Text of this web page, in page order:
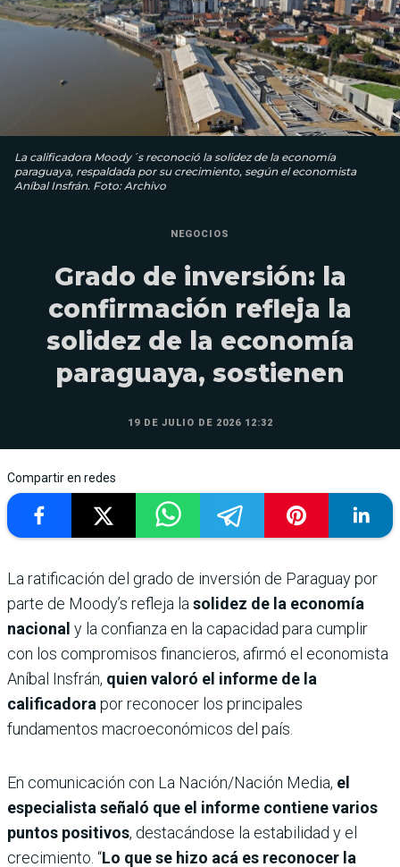
La calificadora Moody´s reconoció la solidez de la economía
paraguaya, respaldada por su crecimiento, según el economista
Aníbal Insfrán. Foto: Archivo
NEGOCIOS
Grado de inversión: la
confirmación refleja la
solidez de la economía
paraguaya, sostienen
19 DE JULIO DE 2026 12:32
Compartir en redes
La ratificación del grado de inversión de Paraguay por
parte de Moody’s refleja la solidez de la economía
nacional y la confianza en la capacidad para cumplir
con los compromisos financieros, afirmó el economista
Aníbal Insfrán, quien valoró el informe de la
calificadora por reconocer los principales
fundamentos macroeconómicos del país.
En comunicación con La Nación/Nación Media, el
especialista señaló que el informe contiene varios
puntos positivos, destacándose la estabilidad y el
crecimiento. “Lo que se hizo acá es reconocer la